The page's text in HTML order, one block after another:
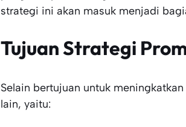
strategi ini akan masuk menjadi
Tujuan Strategi
Selain bertujuan untuk
lain, yaitu: